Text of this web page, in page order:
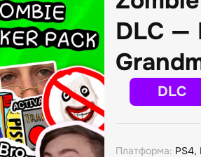
DLC —
DLC
Платформа: PS4,